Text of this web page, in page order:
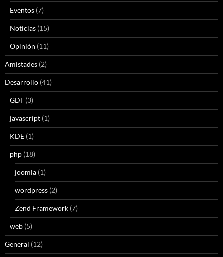
Eventos (7)
Noticias (15)
Opinión (11)
Amistades (2)
Desarrollo (41)
GDT (3)
javascript (1)
KDE (1)
php (18)
joomla (1)
wordpress (2)
Zend Framework (7)
web (5)
General (12)